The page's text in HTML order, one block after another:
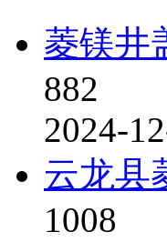
菱镁井
882
2024-
云龙县
1008